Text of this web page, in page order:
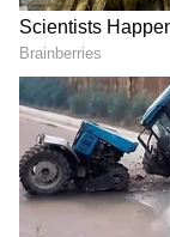
ಕರ್ನಾಟಕ,
ಕ್ಷಣಕ್ಷಣದ